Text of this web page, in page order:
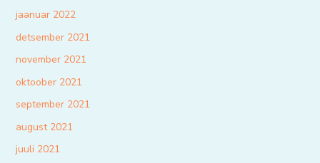
jaanuar 2022
detsember 2021
november 2021
oktoober 2021
september 2021
august 2021
juuli 2021